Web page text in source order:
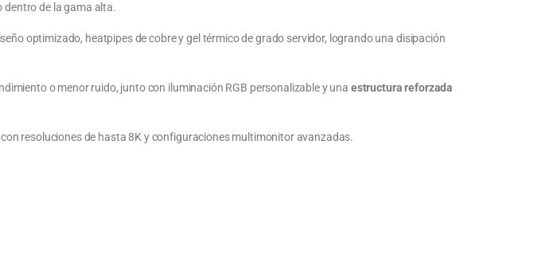
de la gama alta.
optimizado, heatpipes de cobre y gel térmico de grado servidor, logrando una disipación
o menor ruido, junto con iluminación RGB personalizable y una estructura reforzada
resoluciones de hasta 8K y configuraciones multimonitor avanzadas.